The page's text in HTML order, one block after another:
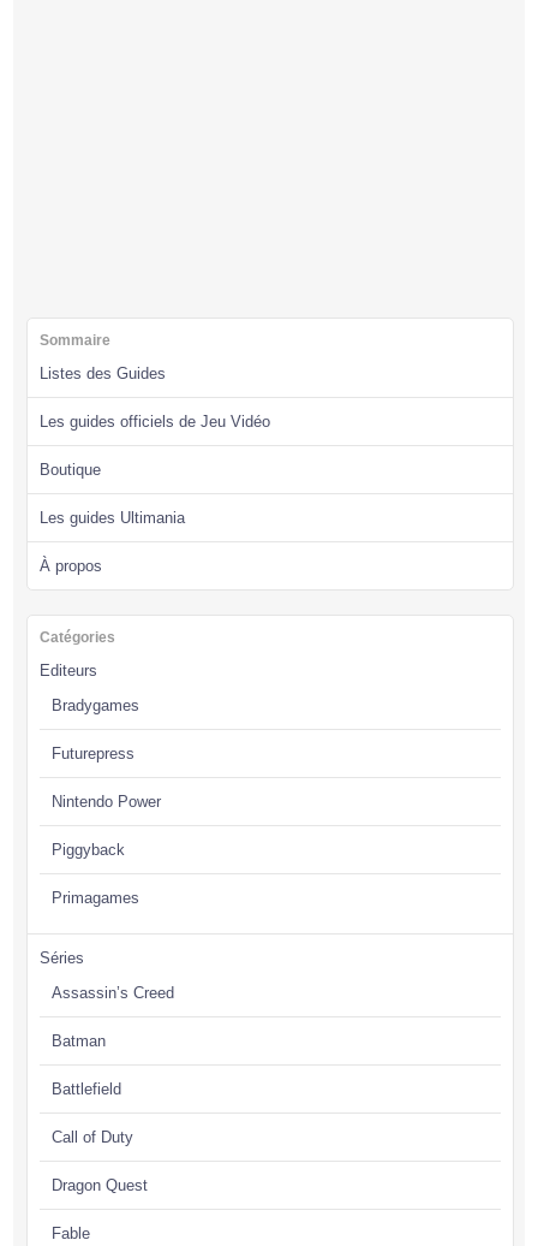
Sommaire
Listes des Guides
Les guides officiels de Jeu Vidéo
Boutique
Les guides Ultimania
À propos
Catégories
Editeurs
Bradygames
Futurepress
Nintendo Power
Piggyback
Primagames
Séries
Assassin’s Creed
Batman
Battlefield
Call of Duty
Dragon Quest
Fable